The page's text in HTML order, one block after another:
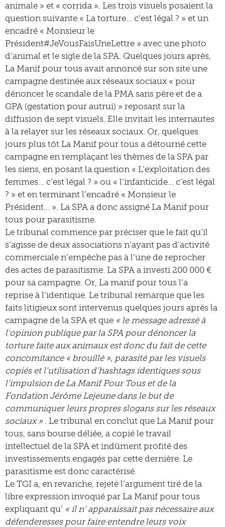
animale » et « corrida ». Les trois visuels posaient la
question suivante « La torture… c’est légal ? » et un
encadré « Monsieur le
Président#JeVousFaisUneLettre » avec une photo
d’animal et le sigle de la SPA. Quelques jours après,
La Manif pour tous avait annoncé sur son site une
campagne destinée aux réseaux sociaux « pour
dénoncer le scandale de la PMA sans père et de a
GPA (gestation pour autrui) » reposant sur la
diffusion de sept visuels. Elle invitait les internautes
à la relayer sur les réseaux sociaux. Or, quelques
jours plus tôt La Manif pour tous a détourné cette
campagne en remplaçant les thèmes de la SPA par
les siens, en posant la question « L’exploitation des
femmes… c’est légal ? » ou « l’infanticide… c’est légal
? » et en terminant l’encadré « Monsieur le
Président… ». La SPA a donc assigné La Manif pour
tous pour parasitisme.
Le tribunal commence par préciser que le fait qu’il
s’agisse de deux associations n’ayant pas d’activité
commerciale n’empêche pas à l’une de reprocher
des actes de parasitisme. La SPA a investi 200 000 €
pour sa campagne. Or, La manif pour tous l’a
reprise à l’identique. Le tribunal remarque que les
faits litigieux sont intervenus quelques jours après la
campagne de la SPA et que « le message adressé à
l’opinion publique par la SPA pour dénoncer la
torture faite aux animaux est donc du fait de cette
concomitance « brouillé », parasité par les visuels
copiés et l’utilisation d’hashtags identiques sous
l’impulsion de La Manif Pour Tous et de la
Fondation Jérôme Lejeune dans le but de
communiquer leurs propres slogans sur les réseaux
sociaux » . Le tribunal en conclut que La Manif pour
tous, sans bourse déliée, a copié le travail
intellectuel de la SPA et indûment profité des
investissements engagés par cette dernière. Le
parasitisme est donc caractérisé.
Le TGI a, en revanche, rejeté l’argument tiré de la
libre expression invoqué par La Manif pour tous
expliquant qu’ « il n’ apparaissait pas nécessaire aux
défenderesses pour faire entendre leurs voix